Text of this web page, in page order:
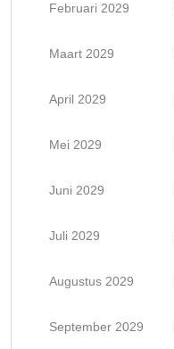
Februari 2029
Maart 2029
April 2029
Mei 2029
Juni 2029
Juli 2029
Augustus 2029
September 2029